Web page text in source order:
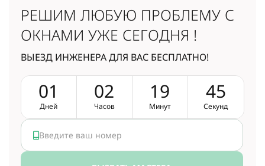
РЕШИМ ЛЮБУЮ ПРОБЛЕМУ С
ОКНАМИ УЖЕ СЕГОДНЯ !
ВЫЕЗД ИНЖЕНЕРА ДЛЯ ВАС БЕСПЛАТНО!
01
Дней
02
Часов
19
Минут
44
Секунд